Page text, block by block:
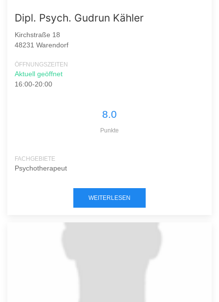
Dipl. Psych. Gudrun Kähler
Kirchstraße 18
48231 Warendorf
ÖFFNUNGSZEITEN
Aktuell geöffnet
16:00-20:00
8.0
Punkte
FACHGEBIETE
Psychotherapeut
WEITERLESEN